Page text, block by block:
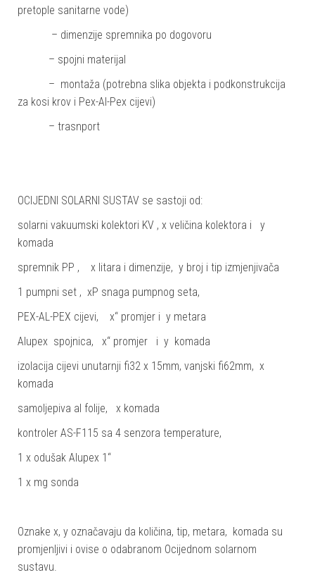
pretople sanitarne vode)
– dimenzije spremnika po dogovoru
– spojni materijal
– montaža (potrebna slika objekta i podkonstrukcija
za kosi krov i Pex-Al-Pex cijevi)
– trasnport
OCIJEDNI SOLARNI SUSTAV se sastoji od:
solarni vakuumski kolektori KV , x veličina kolektora i y
komada
spremnik PP , x litara i dimenzije, y broj i tip izmjenjivača
1 pumpni set , xP snaga pumpnog seta,
PEX-AL-PEX cijevi, x“ promjer i y metara
Alupex spojnica, x“ promjer i y komada
izolacija cijevi unutarnji fi32 x 15mm, vanjski fi62mm, x
komada
samoljepiva al folije, x komada
kontroler AS-F115 sa 4 senzora temperature,
1 x odušak Alupex 1“
1 x mg sonda
Oznake x, y označavaju da količina, tip, metara, komada su
promjenljivi i ovise o odabranom Ocijednom solarnom
sustavu.